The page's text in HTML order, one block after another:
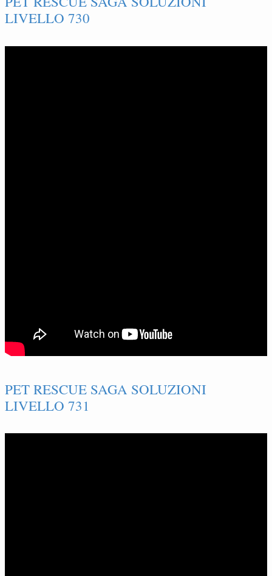
LIVELLO 730
PET RESCUE SAGA SOLUZIONI
LIVELLO 731